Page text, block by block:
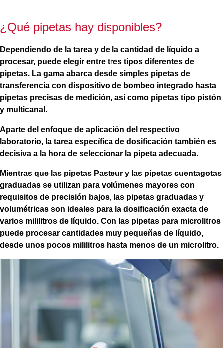
¿Qué pipetas hay disponibles?
Dependiendo de la tarea y de la cantidad de líquido a
procesar, puede elegir entre tres tipos diferentes de
pipetas. La gama abarca desde simples pipetas de
transferencia con dispositivo de bombeo integrado hasta
pipetas precisas de medición, así como pipetas tipo pistón
y multicanal.
Aparte del enfoque de aplicación del respectivo
laboratorio, la tarea específica de dosificación también es
decisiva a la hora de seleccionar la pipeta adecuada.
Mientras que las pipetas Pasteur y las pipetas cuentagotas
graduadas se utilizan para volúmenes mayores con
requisitos de precisión bajos, las pipetas graduadas y
volumétricas son ideales para la dosificación exacta de
varios mililitros de líquido. Con las pipetas para microlitros
puede procesar cantidades muy pequeñas de líquido,
desde unos pocos mililitros hasta menos de un microlitro.